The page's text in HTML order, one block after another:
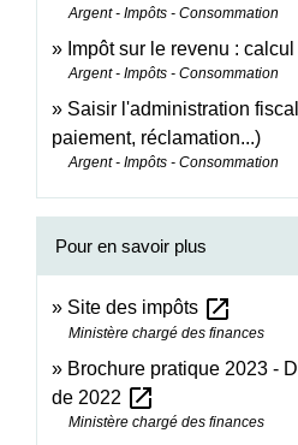
Argent - Impôts - Consommation
Impôt sur le revenu :
Argent - Impôts - Consommation
Saisir l'administration
paiement, réclamation...)
Argent - Impôts - Consommation
Pour en savoir plus
Site des impôts open_in_new
Ministère chargé des finances
Brochure pratique 2023 -
de 2022 open_in_new
Ministère chargé des finances